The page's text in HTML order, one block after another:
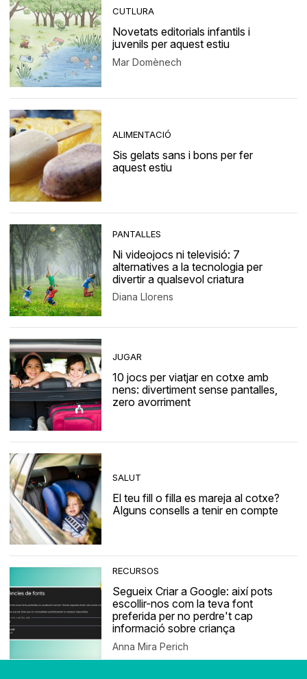
CUTLURA
Novetats editorials infantils i
juvenils per aquest estiu
Mar Domènech
ALIMENTACIÓ
Sis gelats sans i bons per fer
aquest estiu
PANTALLES
Ni videojocs ni televisió: 7
alternatives a la tecnologia per
divertir a qualsevol criatura
Diana Llorens
JUGAR
10 jocs per viatjar en cotxe amb
nens: divertiment sense pantalles,
zero avorriment
SALUT
El teu fill o filla es mareja al cotxe?
Alguns consells a tenir en compte
RECURSOS
Segueix Criar a Google: així pots
escollir-nos com la teva font
preferida per no perdre't cap
informació sobre criança
Anna Mira Perich